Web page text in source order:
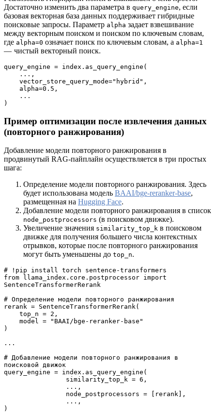
Достаточно изменить два параметра в query_engine, если
базовая векторная база данных поддерживает гибридные
поисковые запросы. Параметр alpha задает взвешивание
между векторным поиском и поиском по ключевым словам,
где alpha=0 означает поиск по ключевым словам, а alpha=1
— чистый векторный поиск.
query_engine = index.as_query_engine(
    ...,
    vector_store_query_mode="hybrid",
    alpha=0.5,
    ...
)
Пример оптимизации после извлечения данных
(повторного ранжирования)
Добавление модели повторного ранжирования в
продвинутый RAG-пайплайн осуществляется в три простых
шага:
Определение модели повторного ранжирования. Здесь
будет использована модель BAAI/bge-reranker-base,
размещенная на Hugging Face.
Добавление модели повторного ранжирования в список
node_postprocessors (в поисковом движке).
Увеличение значения similarity_top_k в поисковом
движке для получения большего числа контекстных
отрывков, которые после повторного ранжирования
могут быть уменьшены до top_n.
# !pip install torch sentence-transformers
from llama_index.core.postprocessor import
SentenceTransformerRerank
# Определение модели повторного ранжирования
rerank = SentenceTransformerRerank(
    top_n = 2,
    model = "BAAI/bge-reranker-base"
)
...
# Добавление модели повторного ранжирования в
поисковой движок
query_engine = index.as_query_engine(
		similarity_top_k = 6,
		...,
                node_postprocessors = [rerank],
		...,
)